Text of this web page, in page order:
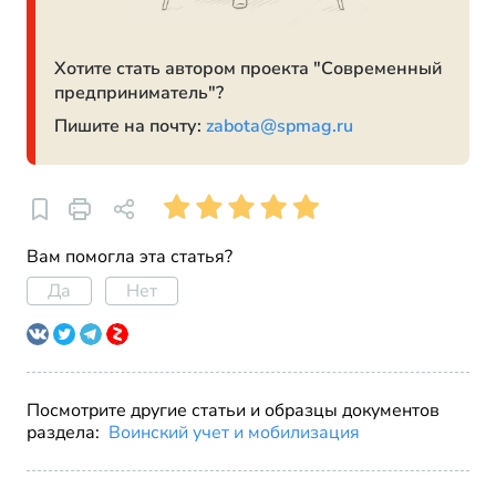
Хотите стать автором проекта "Современный
предприниматель"?
Пишите на почту: zabota@spmag.ru
Вам помогла эта статья?
Да
Нет
Посмотрите другие статьи и образцы документов
раздела: Воинский учет и мобилизация